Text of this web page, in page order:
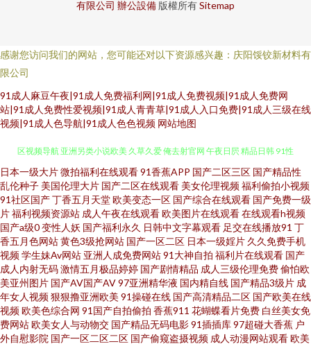
有限公司 辦公設備 版權所有Sitemap
感谢您访问我们的网站，您可能还对以下资源感兴趣：庆阳馁铰新材料有
限公司
91成人麻豆午夜|91成人免费福利网|91成人免费视频|91成人免费网
站|91成人免费性爱视频|91成人青青草|91成人入口免费|91成人三级在线
视频|91成人色导航|91成人色色视频 网站地图
五月天色婷姐 91豆花在线 91性爱小视频 日本电影在线免费观看 第一福利社
区视频导航 亚洲另类小说欧美 久草久爱 俺去射官网 午夜日屄 精品日韩 91性
爱视频 日韩成人免费 久草国产原创 99精品99 色色欧美 另类成人专区 www艹
在线观看 午夜香蕉剧场 大香蕉55 97dyy伦理电影 日韩大片免费试看 国产传
媒说荡肏屄视频 91x视频大全 欧美A∨视频 超碰在桃 先锋成人Av 精品小电影
日本一级大片微拍福利在线观看91香蕉APP 国产二区三区 国产精品性
乱伦种子 美国伦理大片 国产二区在线观看 美女伦理视频福利偷拍小视频
91社区国产丁香五月天堂欧美变态一区 国产综合在线观看 国产免费一级
片福利视频资源站 成人午夜在线观看欧美图片在线观看在线观看h视频
国产a级0变性人妖 国产福利永久 日韩中文字幕观看 足交在线播放91 丁
香五月色网站黄色3级抢网站 国产一区二区 日本一级婬片 久久免费手机
视频学生妹Av网站 亚洲人成免费网站91大神自拍 福利片在线观看 国产
成人内射无码激情五月极品婷婷 国产剧情精品 成人三级伦理免费偷怕欧
美亚州图片 国产AV国产AV97亚洲精华液 国内精自线 国产精品3级片 成
年女人视频狠狠撸亚洲欧美 91操碰在线 国产高清精品二区 国产欧美在线
视频欧美色综合网 91国产自拍偷拍 香蕉911 花蝴蝶看片免费 白丝美女免
费网站欧美女人与动物交 国产精品无码电影91插插库97超碰大香蕉 户
外自慰影院 国产一区二区二区 国产偷窥盗摄视频 成人动漫网站观看欧美